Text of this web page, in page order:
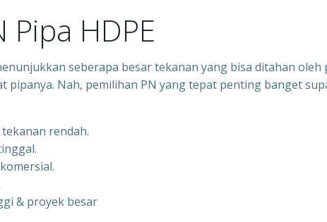
Pipa HDPE
seberapa besar tekanan yang bisa ditahan oleh
pipanya. Nah, pemilihan PN yang tepat penting banget
rendah.
& proyek besar